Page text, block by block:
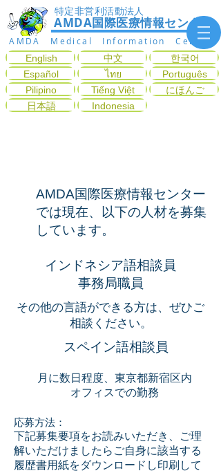
AMDA国際医療情報センター
特定非営利活動法人
AMDA Medical Information Center
English
Español
Pilipino
日本語
中文
ไทย
Tiếng Việt
Indonesia
한국어
Português
にほんご
​AMDA国際医療情報センター
では現在、以下の人材を募集
しています。
インドネシア語相談員
事務局職員
その他の言語ができる方は、ぜひご
相談ください。
スペイン語相談員
月に数日程度、東京都新宿区内
オフィスでの勤務
応募方法：
​下記募集要項をお読みいただき、ご理
解いただけましたらご自身に該当する
履歴書用紙をダウンロードし印刷して